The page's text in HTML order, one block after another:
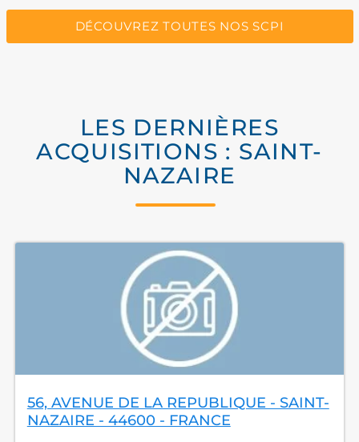
DÉCOUVREZ TOUTES NOS SCPI
LES DERNIÈRES
ACQUISITIONS : SAINT-
NAZAIRE
56, AVENUE DE LA REPUBLIQUE - SAINT-
NAZAIRE - 44600 - FRANCE